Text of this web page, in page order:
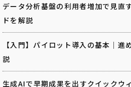
データ分析基盤の利用者増加で見直
ドを解説
【入門】パイロット導入の基本｜進
説
生成AIで早期成果を出すクイックウ